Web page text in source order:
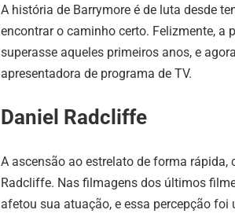
A história de Barrymore é de luta desde
encontrar o caminho certo. Felizmente, a
superasse aqueles primeiros anos, e
apresentadora de programa de TV.
Daniel Radcliffe
A ascensão ao estrelato de forma
Radcliffe. Nas filmagens dos últimos
afetou sua atuação, e essa percepção foi